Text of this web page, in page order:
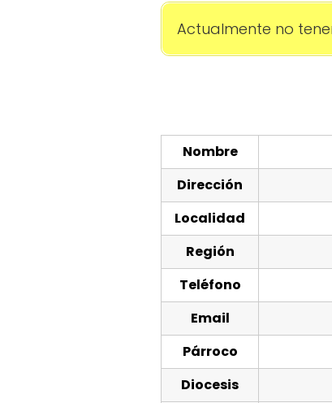
Actualmente no
Nombre
Dirección
Localidad
Región
Teléfono
Email
Párroco
Diocesis